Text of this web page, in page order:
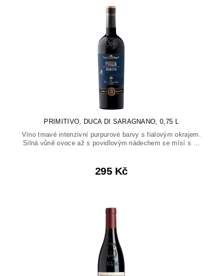
PRIMITIVO, DUCA DI SARAGNANO, 0,75 L
Víno tmavé intenzivní purpurové barvy s fialovým okrajem.
Silná vůně ovoce až s povidlovým nádechem se mísí s ...
295 Kč